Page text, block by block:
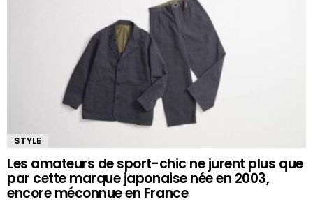
STYLE
Les amateurs de sport-chic ne jurent plus que
par cette marque japonaise née en 2003,
encore méconnue en France